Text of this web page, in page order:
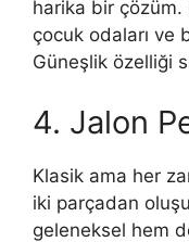
harika bir çözüm.
çocuk odaları ve
Güneşlik özelliği
4. Jalon
Klasik ama her
iki parçadan
geleneksel hem